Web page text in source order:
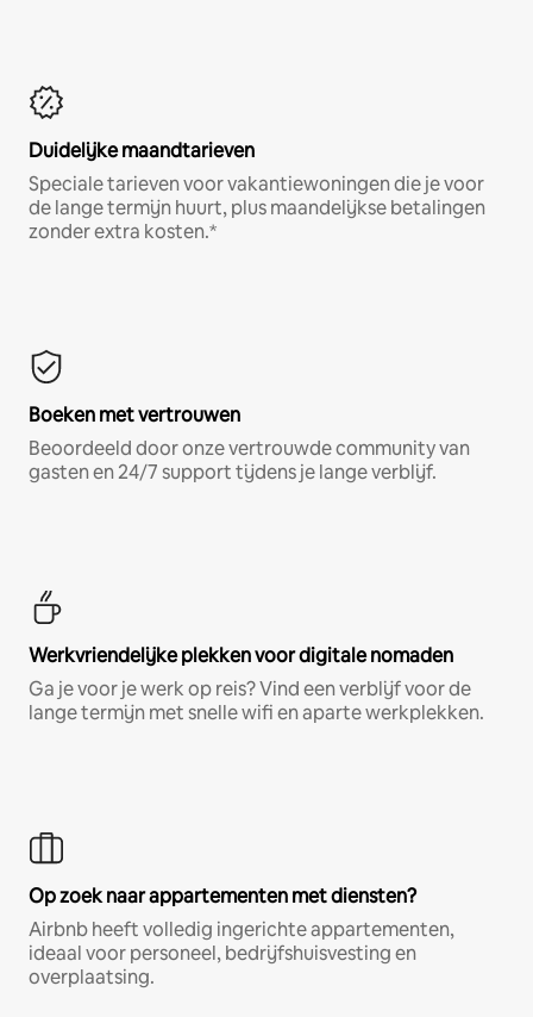
Duidelijke maandtarieven
Speciale tarieven voor vakantiewoningen die je voor
de lange termijn huurt, plus maandelijkse betalingen
zonder extra kosten.*
Boeken met vertrouwen
Beoordeeld door onze vertrouwde community van
gasten en 24/7 support tijdens je lange verblijf.
Werkvriendelijke plekken voor digitale nomaden
Ga je voor je werk op reis? Vind een verblijf voor de
lange termijn met snelle wifi en aparte werkplekken.
Op zoek naar appartementen met diensten?
Airbnb heeft volledig ingerichte appartementen,
ideaal voor personeel, bedrijfshuisvesting en
overplaatsing.